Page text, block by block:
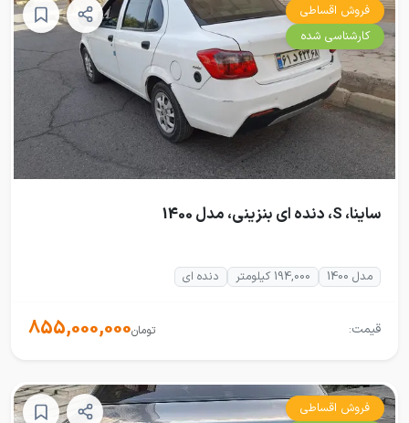
فروش اقساطی
کارشناسی شده
ساینا، S، دنده ای بنزینی، مدل 1400
مدل 1400 194,000 کیلومتر دنده ای
قیمت: 855,000,000تومان
فروش اقساطی